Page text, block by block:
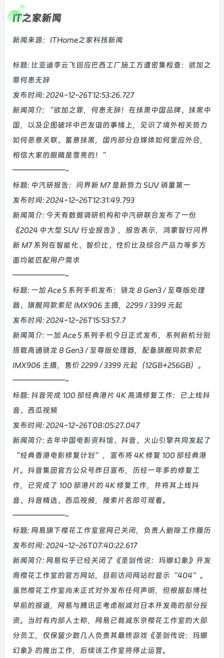
IT之家新闻
新闻来源：ITHome之家科技新闻
标题: 比亚迪李云飞回应巴西工厂施工方遭密集检查：欲加之
罪何患无辞
发布时间: 2024-12-26T12:53:26.727
新闻简介: “欲加之罪，何患无辞！在抹黑中国品牌、抹黑中
国，以及企图破坏中巴友谊的事情上，见识了境外相关势力
如何恶意关联、蓄意抹黑，国内部分自媒体如何里应外合，
相信大家的眼睛是雪亮的！”
———————-
标题: 中汽研报告：问界新 M7 是新势力 SUV 销量第一
发布时间: 2024-12-26T12:31:49.793
新闻简介: 今天有数据调研机构和中汽研联合发布了一份
《2024 中大型 SUV 行业报告》，报告表示，鸿蒙智行问界
新 M7 系列在智能化、智价比、性价比及综合产品力等多方
面均能匹配用户需求
———————-
标题: 一加 Ace 5 系列手机发布：骁龙 8 Gen3 / 至尊版处理
器、旗舰同款索尼 IMX906 主摄，2299 / 3399 元起
发布时间: 2024-12-26T15:53:57.7
新闻简介: 一加 Ace 5 系列手机今日正式发布，系列新机分别
搭载高通骁龙 8 Gen3 / 至尊版处理器，配备旗舰同款索尼
IMX906 主摄，售价 2299 / 3399 元起（12GB+256GB）。
———————-
标题: 抖音完成 100 部经典港片 4K 高清修复工作：已上线抖
音、西瓜视频
发布时间: 2024-12-26T08:05:27.047
新闻简介: 去年中国电影资料馆、抖音、火山引擎共同发起了
“经典香港电影修复计划”，宣布将 4K 修复 100 部经典港
片。抖音集团官方公众号昨日宣布，历经一年多的修复工
作，已完成了 100 部港片的 4K 修复工作，并将其上线抖
音、抖音精选、西瓜视频，搜索片名即可观看。
———————-
标题: 网易旗下樱花工作室官网已关闭，负责人删除工作履历
发布时间: 2024-12-26T07:40:22.617
新闻简介: 网易似乎已经关闭了《圣剑传说：玛娜幻象》开发
商樱花工作室的官方网站，目前访问网站时显示“404”。
虽然樱花工作室尚未正式对外发布任何声明，但根据彭博社
早前的报道，网易与腾讯正考虑削减对日本开发商的部分投
资。当时有内部人士称，网易已裁减东京樱花工作室的大部
分员工，仅保留少数几人负责其最终游戏《圣剑传说：玛娜
幻象》的推出工作，后续该工作室将停止运营。